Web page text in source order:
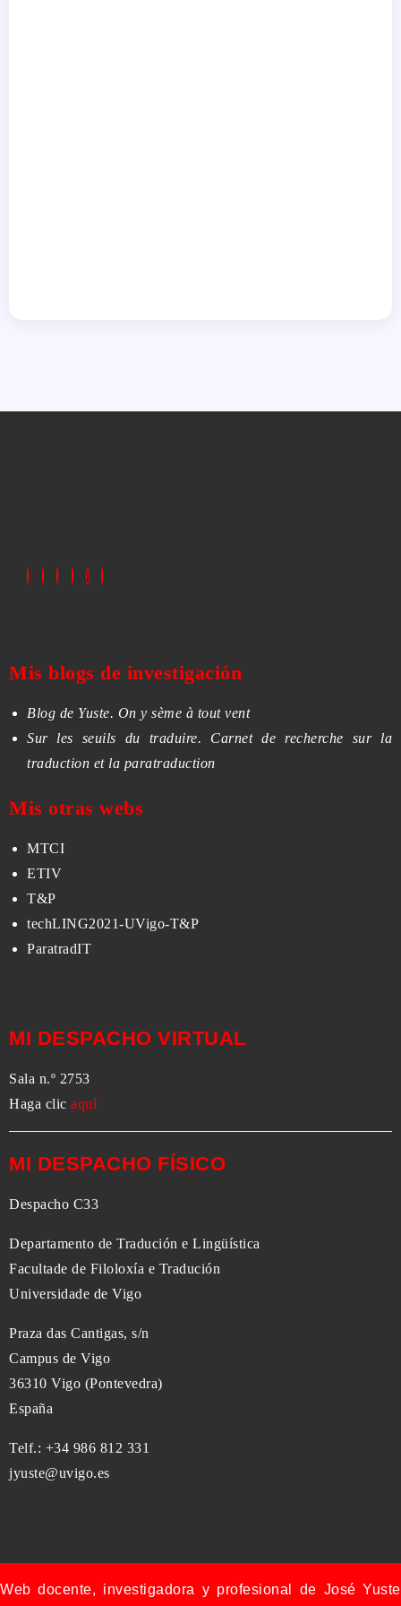
Mis blogs de investigación
Blog de Yuste. On y sème à tout vent
Sur les seuils du traduire. Carnet de recherche sur la
traduction et la paratraduction
Mis otras webs
MTCI
ETIV
T&P
techLING2021-UVigo-T&P
ParatradIT
MI DESPACHO VIRTUAL
Sala n.º 2753
Haga clic aquí
MI DESPACHO FÍSICO
Despacho C33
Departamento de Tradución e Lingüística
Facultade de Filoloxía e Tradución
Universidade de Vigo
Praza das Cantigas, s/n
Campus de Vigo
36310 Vigo (Pontevedra)
España
Telf.: +34 986 812 331
jyuste@uvigo.es
Web docente, investigadora y profesional de José Yuste